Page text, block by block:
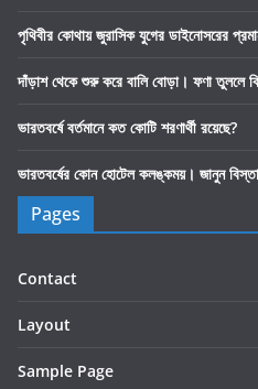
পৃথিবীর কোথায় জুরাসিক যুগের ডাইনোসরের
দাঁড়াশ থেকে শুরু করে বালি বোড়া। ফণা তুললে
ভারতবর্ষে বর্তমানে কত কোটি শরণার্থী রয়েছে?
ভারতবর্ষের কোন হোটেল কলঙ্কময়। জানুন
Pages
Contact
Layout
Sample Page